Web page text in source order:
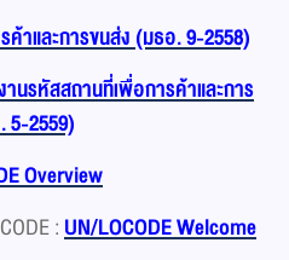
าและการขนส่ง (มธอ. 9-2558)
านรหัสสถานที่เพื่อการค้าและการ
5-2559)
Overview
:UN/LOCODE Welcome